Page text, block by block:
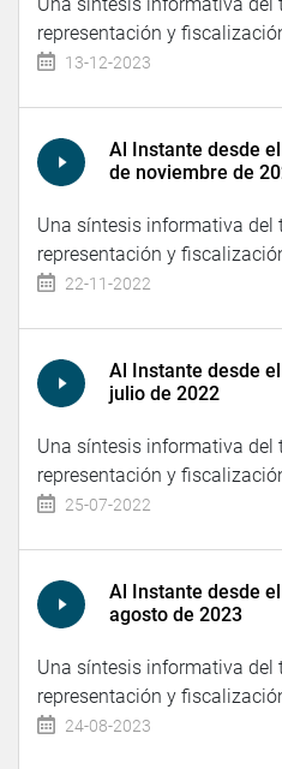
representación y
13-12-2023
Al Instante desde
de noviembre de
Una síntesis informativa del
representación y
22-11-2022
Al Instante desde
julio de 2022
Una síntesis informativa del
representación y
25-07-2022
Al Instante desde
agosto de 2023
Una síntesis informativa del
representación y
24-08-2023